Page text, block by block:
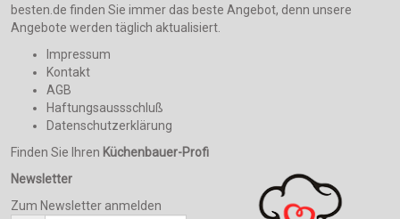
besten.de finden Sie immer das beste Angebot, denn unsere
Angebote werden täglich aktualisiert.
Impressum
Kontakt
AGB
Haftungsaussschluß
Datenschutzerklärung
Finden Sie Ihren Küchenbauer-Profi
Newsletter
Zum Newsletter anmelden